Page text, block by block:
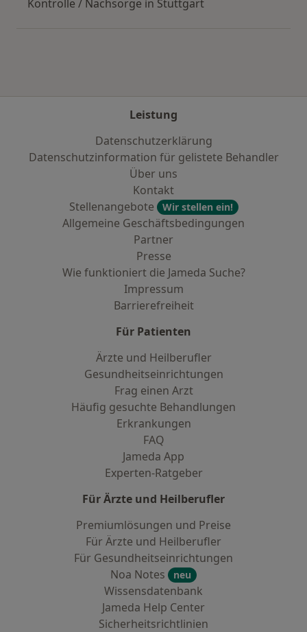
Kontrolle / Nachsorge in Stuttgart
Leistung
Datenschutzerklärung
Datenschutzinformation für gelistete Behandler
Über uns
Kontakt
Stellenangebote
Wir stellen ein!
Allgemeine Geschäftsbedingungen
Partner
Presse
Wie funktioniert die Jameda Suche?
Impressum
Barrierefreiheit
Für Patienten
Ärzte und Heilberufler
Gesundheitseinrichtungen
Frag einen Arzt
Häufig gesuchte Behandlungen
Erkrankungen
FAQ
Jameda App
Experten-Ratgeber
Für Ärzte und Heilberufler
Premiumlösungen und Preise
Für Ärzte und Heilberufler
Für Gesundheitseinrichtungen
Noa Notes
neu
Wissensdatenbank
Jameda Help Center
Sicherheitsrichtlinien